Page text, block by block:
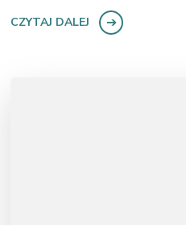
CZYTAJ DALEJ